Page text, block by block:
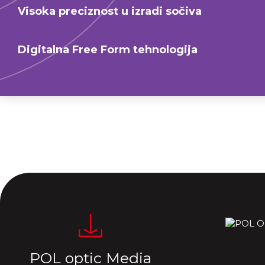
Visoka preciznost u izradi sočiva
Digitalna Free Form tehnologija
POL optic Media